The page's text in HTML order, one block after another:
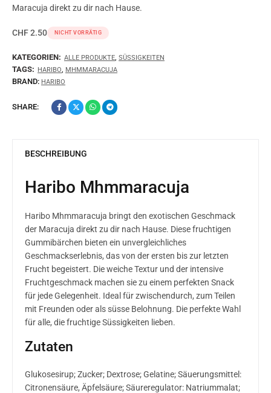
Maracuja direkt zu dir nach Hause.
CHF2.50 NICHT VORRÄTIG
KATEGORIEN: ALLE PRODUKTE SÜSSIGKEITEN
TAGS: HARIBO MHMMARACUJA
BRAND: HARIBO
SHARE:
BESCHREIBUNG
Haribo Mhmmaracuja
Haribo Mhmmaracuja bringt den exotischen Geschmack
der Maracuja direkt zu dir nach Hause. Diese fruchtigen
Gummibärchen bieten ein unvergleichliches
Geschmackserlebnis, das von der ersten bis zur letzten
Frucht begeistert. Die weiche Textur und der intensive
Fruchtgeschmack machen sie zu einem perfekten Snack
für jede Gelegenheit. Ideal für zwischendurch, zum Teilen
mit Freunden oder als süsse Belohnung. Die perfekte Wahl
für alle, die fruchtige Süssigkeiten lieben.
Zutaten
Glukosesirup; Zucker; Dextrose; Gelatine; Säuerungsmittel:
Citronensäure, Äpfelsäure; Säureregulator: Natriummalat;